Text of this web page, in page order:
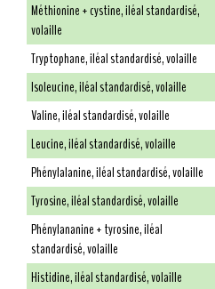
Méthionine + cystine, iléal standardisé,
volaille
Tryptophane, iléal standardisé, volaille
Isoleucine, iléal standardisé, volaille
Valine, iléal standardisé, volaille
Leucine, iléal standardisé, volaille
Phénylalanine, iléal standardisé, volaille
Tyrosine, iléal standardisé, volaille
Phénylananine + tyrosine, iléal
standardisé, volaille
Histidine, iléal standardisé, volaille